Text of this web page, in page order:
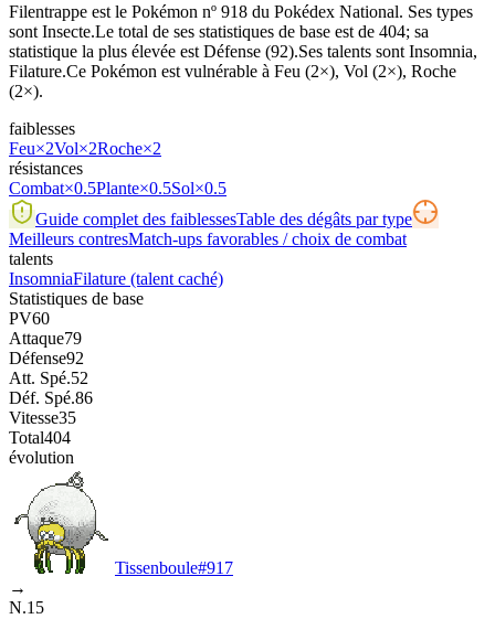
Filentrappe est le Pokémon nº 918 du Pokédex National. Ses types
sont Insecte.Le total de ses statistiques de base est de 404; sa
statistique la plus élevée est Défense (92).Ses talents sont Insomnia,
Filature.Ce Pokémon est vulnérable à Feu (2×), Vol (2×), Roche
(2×).
faiblesses
Feu×2Vol×2Roche×2
résistances
Combat×0.5Plante×0.5Sol×0.5
Guide complet des faiblessesTable des dégâts par type
Meilleurs contresMatch-ups favorables / choix de combat
talents
InsomniaFilature (talent caché)
Statistiques de base
PV60
Attaque79
Défense92
Att. Spé.52
Déf. Spé.86
Vitesse35
Total404
évolution
Tissenboule#917
→
N.15